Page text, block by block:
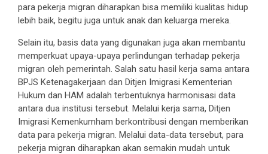
para pekerja migran diharapkan bisa memiliki kualitas hidup
lebih baik, begitu juga untuk anak dan keluarga mereka.
Selain itu, basis data yang digunakan juga akan membantu
memperkuat upaya-upaya perlindungan terhadap pekerja
migran oleh pemerintah. Salah satu hasil kerja sama antara
BPJS Ketenagakerjaan dan Ditjen Imigrasi Kementerian
Hukum dan HAM adalah terbentuknya harmonisasi data
antara dua institusi tersebut. Melalui kerja sama, Ditjen
Imigrasi Kemenkumham berkontribusi dengan memberikan
data para pekerja migran. Melalui data-data tersebut, para
pekerja migran diharapkan akan semakin mudah untuk